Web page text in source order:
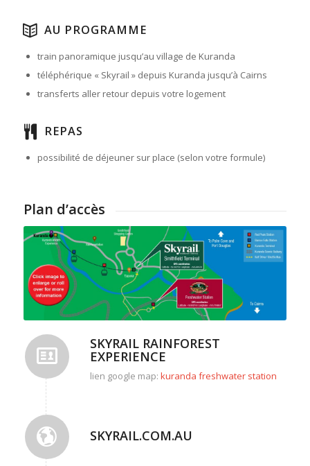
AU PROGRAMME
train panoramique jusqu’au village de Kuranda
téléphérique « Skyrail » depuis Kuranda jusqu’à Cairns
transferts aller retour depuis votre logement
REPAS
possibilité de déjeuner sur place (selon votre formule)
Plan d’accès
SKYRAIL RAINFOREST
EXPERIENCE
lien google map: kuranda freshwater station
SKYRAIL.COM.AU